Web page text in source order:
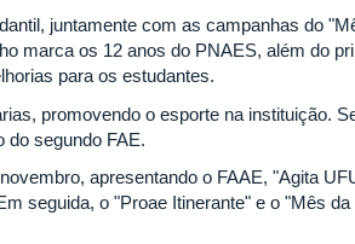
juntamente com as campanhas do
marca os 12 anos do PNAES, além do
para os estudantes.
promovendo o esporte na instituição.
do segundo FAE.
apresentando o FAAE, "Agita
seguida, o "Proae Itinerante" e o "Mês da